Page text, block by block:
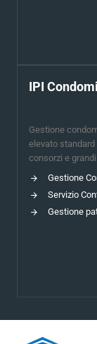
IPI
Gestione
elevato
consorzi e
Gestione
Servizio
Gestione